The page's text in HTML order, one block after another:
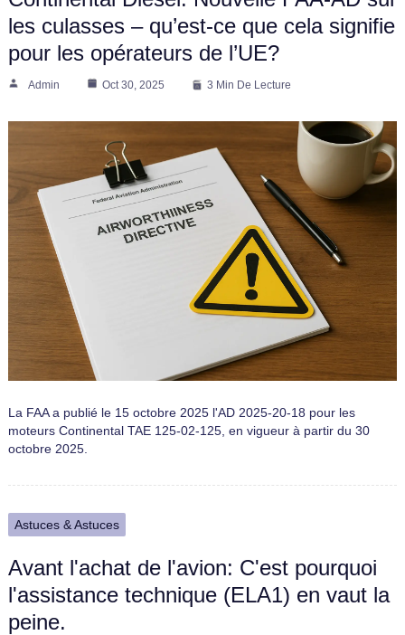
les culasses – qu’est-ce que cela signifie
pour les opérateurs de l’UE?
Admin Oct 30, 2025 3 Min De Lecture
La FAA a publié le 15 octobre 2025 l'AD 2025-20-18 pour les
moteurs Continental TAE 125-02-125, en vigueur à partir du 30
octobre 2025.
Astuces & Astuces
Avant l'achat de l'avion: C'est pourquoi
l'assistance technique (ELA1) en vaut la
peine.